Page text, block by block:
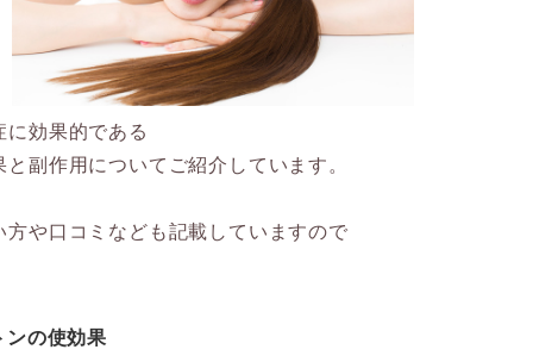
に効果的である
副作用についてご紹介しています。
方や口コミなども記載していますので
ンの使効果